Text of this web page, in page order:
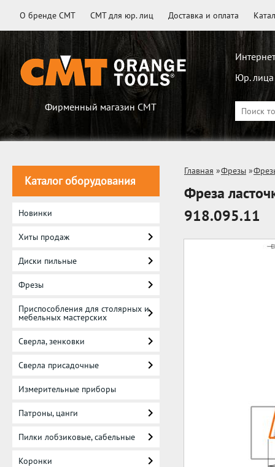
О бренде CMT CMT для юр. лиц Доставка и оплата
Фирменный магазин CMT
Юр. лица
Каталог оборудования
Новинки
Хиты продаж
Диски пильные
Фрезы
Приспособления для столярных и
мебельных мастерских
Сверла, зенковки
Сверла присадочные
Измерительные приборы
Патроны, цанги
Пилки лобзиковые, сабельные
Коронки
Главная »Фрезы »
Фреза
918.095.11